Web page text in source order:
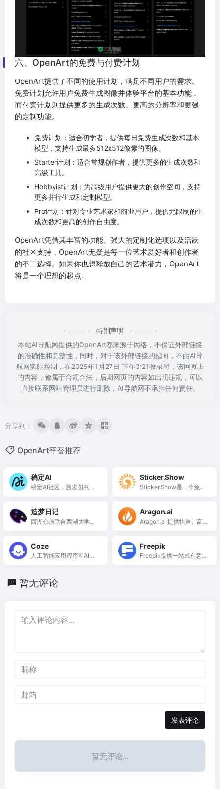
六、OpenArt的免费与付费计划
OpenArt提供了不同的使用计划，满足不同用户的需求。
免费计划允许用户免费生成图像并体验平台的基本功能，
而付费计划则提供更多的生成次数、更高的分辨率和更强
的定制功能。
免费计划：适合初学者，提供每日免费生成次数和基本
模型，支持生成最多512x512像素的图像。
Starter计划：适合常规创作者，提供更多的生成次数和
高级工具。
Hobbyist计划：为高级用户提供更大的创作空间，支持
更多并行生成和定制模型。
Pro计划：针对专业艺术家和商业用户，提供无限制的生
成次数和更高的创作自由度。
OpenArt凭借其丰富的功能、强大的定制化选项以及活跃
的社区支持，OpenArt无疑是每一位艺术爱好者和创作者
的不二选择。如果你也想释放自己的艺术潜力，OpenArt
将是一个理想的起点。
特别声明
本站AI导航网提供的OpenArt都来源于网络，不保证外部链接
的准确性和完整性，同时，对于该外部链接的指向，不由AI导
航网实际控制，在2025年1月27日 下午3:21收录时，该网页上
的内容，都属于合规合法，后期网页的内容如出现违规，可以
直接联系网站管理员进行删除，AI导航网不承担任何责任。
分享到：
OpenArt平替推荐
稿定AI
稿定AI社区，激发创意灵
Sticker.Show
Sticker.Show是一个免费
性化贴纸。
造梦日记
西湖心辰联合西湖大学研
Aragon.ai
Aragon.ai 提供快速、高
Coze
人工智能应用程序和AI聊
Freepik
Freepik提供一站式创意工
暂无评论
发表评论
暂无评论...